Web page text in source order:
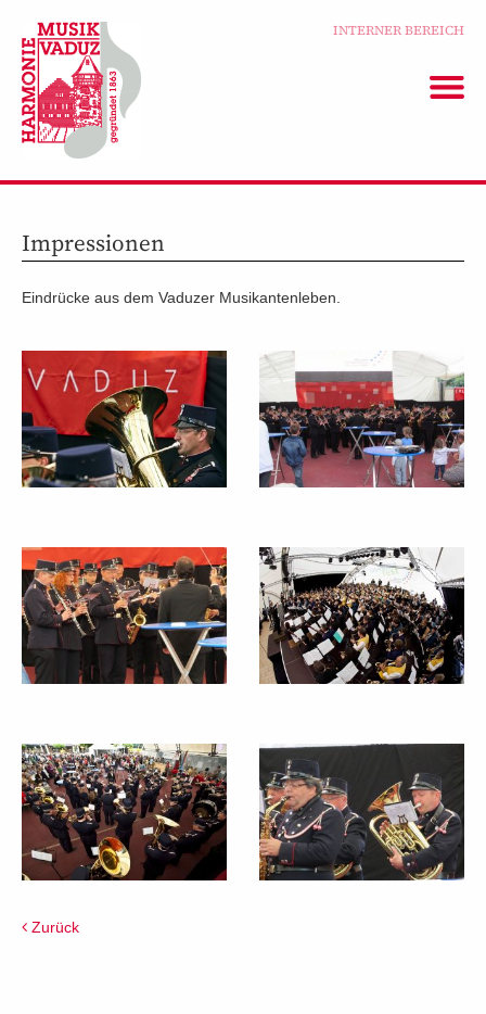
INTERNER BEREICH
Impressionen
Eindrücke aus dem Vaduzer Musikantenleben.
Zurück